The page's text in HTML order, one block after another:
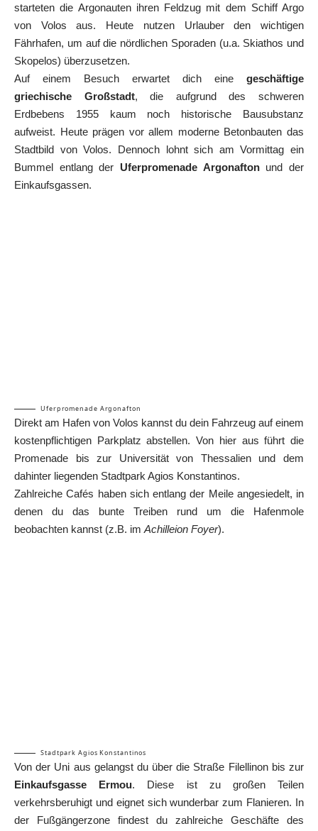
starteten die Argonauten ihren Feldzug mit dem Schiff Argo
von Volos aus. Heute nutzen Urlauber den wichtigen
Fährhafen, um auf die nördlichen Sporaden (u.a. Skiathos und
Skopelos) überzusetzen.
Auf einem Besuch erwartet dich eine geschäftige
griechische Großstadt, die aufgrund des schweren
Erdbebens 1955 kaum noch historische Bausubstanz
aufweist. Heute prägen vor allem moderne Betonbauten das
Stadtbild von Volos. Dennoch lohnt sich am Vormittag ein
Bummel entlang der Uferpromenade Argonaftonund der
Einkaufsgassen.
Uferpromenade Argonafton
Direkt am Hafen von Volos kannst du dein Fahrzeug auf einem
kostenpflichtigen Parkplatz abstellen. Von hier aus führt die
Promenade bis zur Universität von Thessalien und dem
dahinter liegenden Stadtpark Agios Konstantinos.
Zahlreiche Cafés haben sich entlang der Meile angesiedelt, in
denen du das bunte Treiben rund um die Hafenmole
beobachten kannst (z.B. im Achilleion Foyer).
Stadtpark Agios Konstantinos
Von der Uni aus gelangst du über die Straße Filellinon bis zur
Einkaufsgasse Ermou. Diese ist zu großen Teilen
verkehrsberuhigt und eignet sich wunderbar zum Flanieren. In
der Fußgängerzone findest du zahlreiche Geschäfte des